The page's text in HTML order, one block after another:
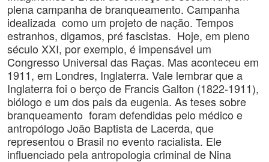
plena campanha de branqueamento. Campanha
idealizada como um projeto de nação. Tempos
estranhos, digamos, pré fascistas. Hoje, em pleno
século XXI, por exemplo, é impensável um
Congresso Universal das Raças. Mas aconteceu em
1911, em Londres, Inglaterra. Vale lembrar que a
Inglaterra foi o berço de Francis Galton (1822-1911),
biólogo e um dos pais da eugenia. As teses sobre
branqueamento foram defendidas pelo médico e
antropólogo João Baptista de Lacerda, que
representou o Brasil no evento racialista. Ele
influenciado pela antropologia criminal de Nina